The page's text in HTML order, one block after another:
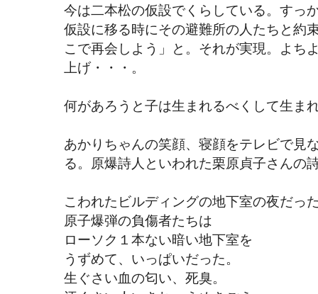
今は二本松の仮設でくらしている。すっ
仮設に移る時にその避難所の人たちと約
こで再会しよう」と。それが実現。よち
上げ・・・。
何があろうと子は生まれるべくして生ま
あかりちゃんの笑顔、寝顔をテレビで見
る。原爆詩人といわれた栗原貞子さんの
こわれたビルディングの地下室の夜だっ
原子爆弾の負傷者たちは
ローソク１本ない暗い地下室を
うずめて、いっぱいだった。
生ぐさい血の匂い、死臭。